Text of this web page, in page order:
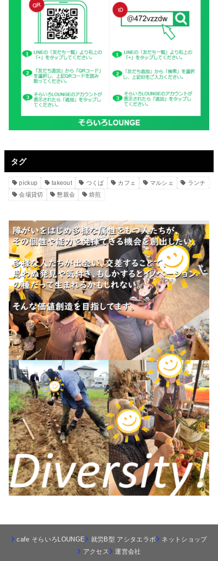
タグ
pickup takeout つくば カフェ マルシェ
ランチ
会場貸切
懇親会 焙煎
cafe そらいろLOUNGE 就労B型 アシタエラボ
ネットショップ
アクセス
運営会社